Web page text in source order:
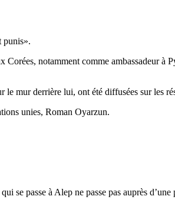
punis».
notamment comme ambassadeur à
le mur derrière lui, ont été diffusées sur les
unies, Roman Oyarzun.
se passe à Alep ne passe pas auprès